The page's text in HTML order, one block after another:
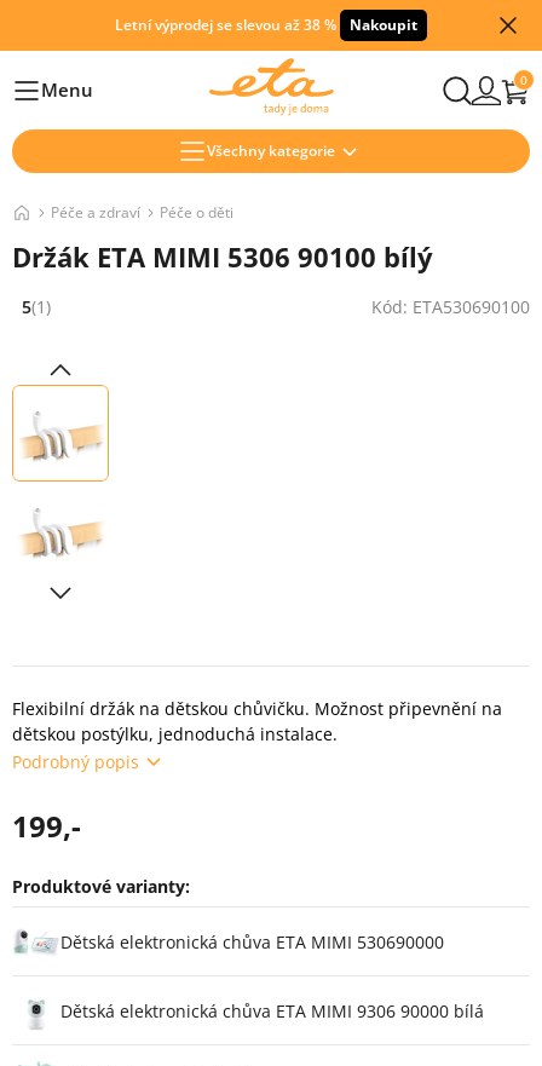
Letní výprodej se slevou až 38 % Nakoupit
HlavníMenu 0
Všechny kategorie
Péče a zdraví Péče o děti
Držák ETA MIMI 5306 90100 bílý
Hodnocení: 5 z 5 (1 recenzí)
5(1) Kód: ETA530690100
Flexibilní držák na dětskou chůvičku. Možnost připevnění na
dětskou postýlku, jednoduchá instalace.
Podrobný popis
199,-
Produktové varianty:
Dětská elektronická chůva ETA MIMI 530690000
Dětská elektronická chůva ETA MIMI 9306 90000 bílá